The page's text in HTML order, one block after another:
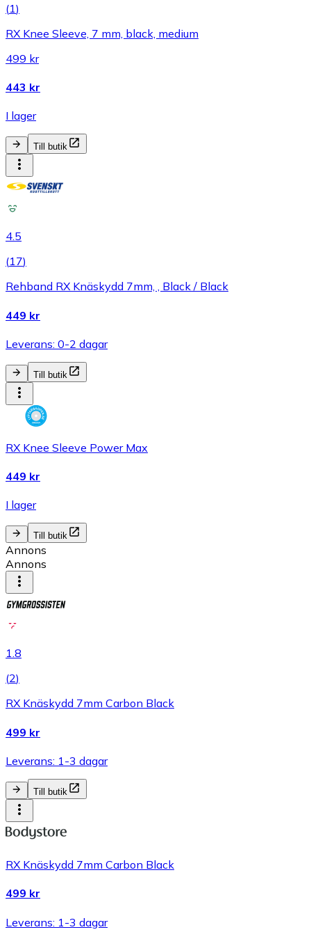
(1)
RX Knee Sleeve, 7 mm, black, medium
499 kr
443 kr
I lager
Till butik
4.5
(17)
Rehband RX Knäskydd 7mm, , Black / Black
449 kr
Leverans: 0-2 dagar
Till butik
RX Knee Sleeve Power Max
449 kr
I lager
Till butik
Annons
Annons
1.8
(2)
RX Knäskydd 7mm Carbon Black
499 kr
Leverans: 1-3 dagar
Till butik
RX Knäskydd 7mm Carbon Black
499 kr
Leverans: 1-3 dagar